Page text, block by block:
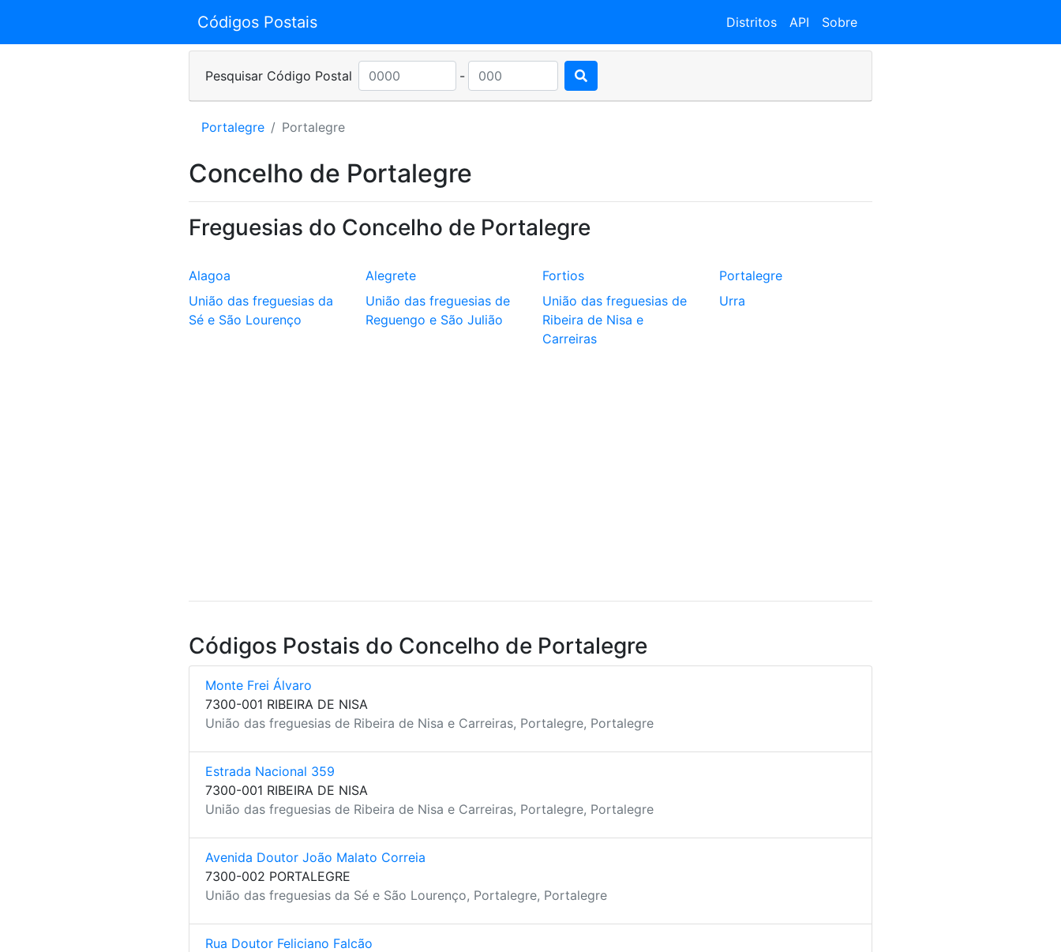
Códigos Postais Distritos API Sobre
Pesquisar Código Postal -
Portalegre Portalegre
Concelho de Portalegre
Freguesias do Concelho de Portalegre
Alagoa Alegrete Fortios
Portalegre
União das freguesias da
Sé e São Lourenço
União das freguesias de
Reguengo e São Julião
União das freguesias de
Ribeira de Nisa e
Carreiras
Urra
Códigos Postais do Concelho de Portalegre
Monte Frei Álvaro
7300-001 RIBEIRA DE NISA
União das freguesias de Ribeira de Nisa e Carreiras, Portalegre, Portalegre
Estrada Nacional 359
7300-001 RIBEIRA DE NISA
União das freguesias de Ribeira de Nisa e Carreiras, Portalegre, Portalegre
Avenida Doutor João Malato Correia
7300-002 PORTALEGRE
União das freguesias da Sé e São Lourenço, Portalegre, Portalegre
Rua Doutor Feliciano Falcão